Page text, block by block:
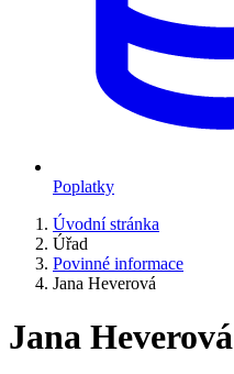
Poplatky
Úvodní stránka
Úřad
Povinné informace
Jana Heverová
Jana Heverová